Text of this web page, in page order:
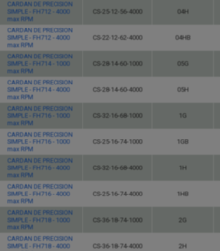
CARDAN DE PRECISION
SIMPLE - FH712 - 4000
max RPM
CS-25-12-56-4000 04H
CARDAN DE PRECISION
SIMPLE - FH712 - 4000
max RPM
CS-22-12-62-4000 04HB
CARDAN DE PRECISION
SIMPLE - FH714 - 1000
max RPM
CS-28-14-60-1000 05G
CARDAN DE PRECISION
SIMPLE - FH714 - 4000
max RPM
CS-28-14-60-4000 05H
CARDAN DE PRECISION
SIMPLE - FH716 - 1000
max RPM
CS-32-16-68-1000 1G
CARDAN DE PRECISION
SIMPLE - FH716 - 1000
max RPM
CS-25-16-74-1000 1GB
CARDAN DE PRECISION
SIMPLE - FH716 - 4000
max RPM
CS-32-16-68-4000 1H
CARDAN DE PRECISION
SIMPLE - FH716 - 4000
max RPM
CS-25-16-74-4000 1HB
CARDAN DE PRECISION
SIMPLE - FH718 - 1000
max RPM
CS-36-18-74-1000 2G
CARDAN DE PRECISION
SIMPLE - FH718 - 4000
CS-36-18-74-4000 2H